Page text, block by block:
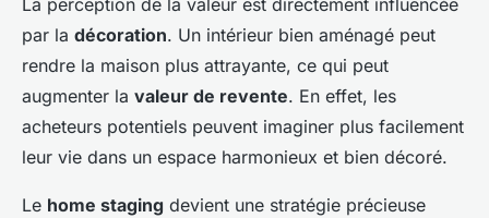
La perception de la valeur est directement influencée
par la décoration. Un intérieur bien aménagé peut
rendre la maison plus attrayante, ce qui peut
augmenter la valeur de revente. En effet, les
acheteurs potentiels peuvent imaginer plus facilement
leur vie dans un espace harmonieux et bien décoré.
Le home staging devient une stratégie précieuse